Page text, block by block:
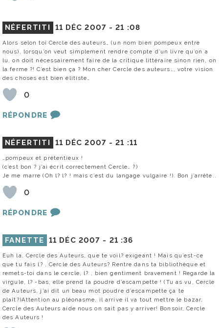
NÉFERTITI 11 DÉC 2007 -21 :08
Alors selon toi Cercle des auteurs… (un nom bien pompeux entre
nous), lorsqu’on veut simplement rendre compte d’un livre qu’on a
lu, on doit nécessairement faire de la critique littéraire sinon rien, on
la ferme ?! C’est bien ça ? Mon cher Cercle des auteurs…, votre vision
des choses est bien élitiste…
0
RÉPONDRE
NÉFERTITI 11 DÉC 2007 -21 :11
…pompeux et prétentieux !
(c’est bon ? j’ai écrit correctement Cercle… ?)
Je me marre (Oh l? l? ! mais c’est du langage vulgaire !). Bon j’arrête..
0
RÉPONDRE
FANETTE 11 DÉC 2007 - 21 :36
Euh la, Cercle des Auteurs, que te voil? exigeant ! Mais qu’est-ce
que tu fais l? , Cercle des Auteurs? Rentre dans ta bibliothèque et
remets-toi dans le cercle, l? , bien gentiment bravement ! Regarde la
virgule, l? -bas, elle prend la poudre d’escampette ! (Tu as vu, Cercle
de Auteurs, j’ai dit un beau mot poudre d’escampette ça te
plaît?)Attention au pléonasme, il arrive il va tout mettre le bazar,
Cercle des Auteurs aide nous on sait pas y arriver! Bonsoir, Cercle
des Auteurs !